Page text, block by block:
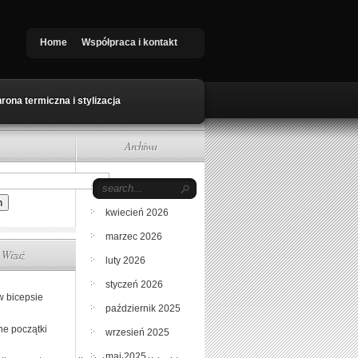
Home Współpraca i kontakt
termiczna i stylizacja
Wizaż
bicepsie
początki
Archiwa
maj 2026
kwiecień 2026
marzec 2026
luty 2026
styczeń 2026
październik 2025
wrzesień 2025